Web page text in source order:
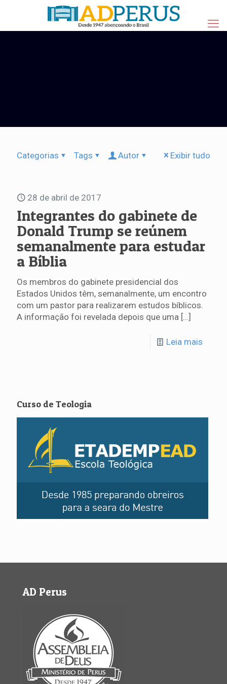
Categorias Tags Autor Exibir tudo
28 de abril de 2017
Integrantes do gabinete de
Donald Trump se reúnem
semanalmente para estudar
a Bíblia
Os membros do gabinete presidencial dos
Estados Unidos têm, semanalmente, um encontro
com um pastor para realizarem estudos bíblicos.
A informação foi revelada depois que uma […]
Leia mais
Curso de Teologia
AD Perus